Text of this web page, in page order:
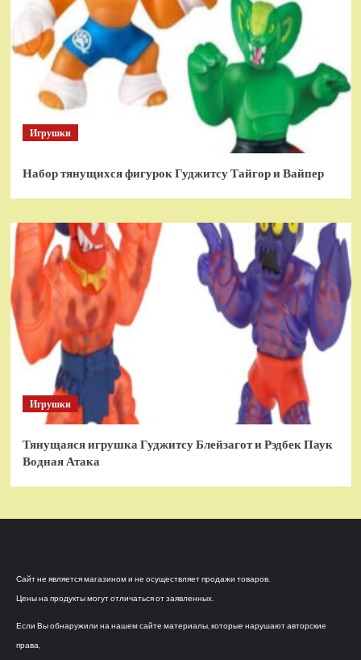
Игрушки
Набор тянущихся фигурок Гуджитсу Тайгор и Вайпер
Игрушки
Тянущаяся игрушка Гуджитсу Блейзагот и Рэдбек Паук
Водная Атака
Сайт не является магазином и не осуществляет продажи товаров.
Цены на продукты могут отличаться от заявленных.
Если Вы обнаружили на нашем сайте материалы, которые нарушают авторские
права,